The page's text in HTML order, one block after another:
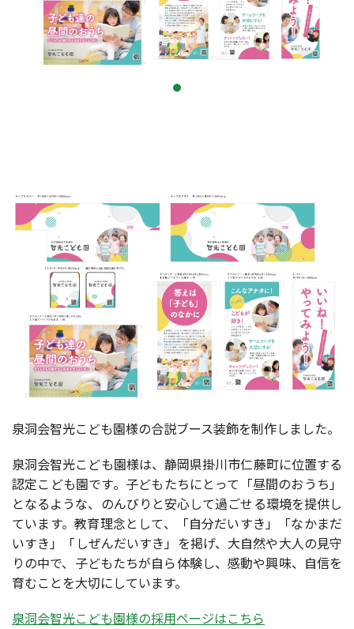
泉洞会智光こども園様の合説ブース装飾を制作しました。
泉洞会智光こども園様は、 静岡県掛川市仁藤町に位置する
認定こども園です。 子どもたちにとって「昼間のおうち」
となるような、のんびりと安心して過ごせる環境を提供し
ています。 教育理念として、「自分だいすき」「なかまだ
いすき」「しぜんだいすき」を掲げ、大自然や大人の見守
りの中で、子どもたちが自ら体験し、感動や興味、自信を
育むことを大切にしています。
泉洞会智光こども園様の採用ページはこちら